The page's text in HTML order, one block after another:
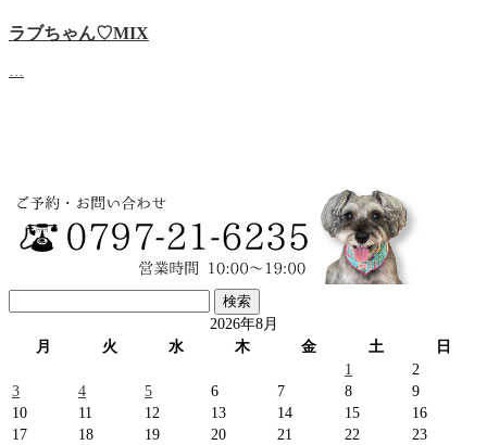
ラブちゃん♡MIX
索:
2026年8月
月
火 水 木 金 土
日
1
2
3
4 5 6 7 8
9
10
11 12 13 14 15
16
17
18 19 20 21 22
23